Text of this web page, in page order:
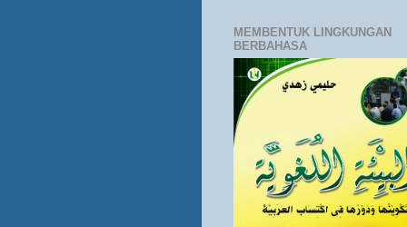
MEMBENTUK LINGKUNGAN
BERBAHASA